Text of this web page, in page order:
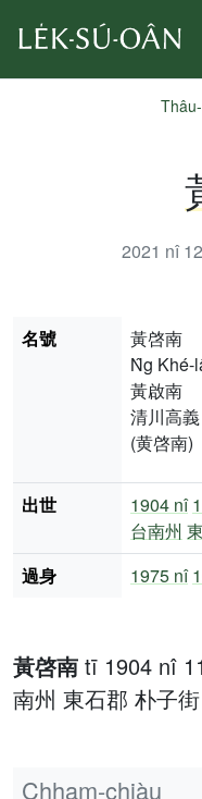
2021 nî
黃啓南 tī 1904 nî
南州 東石郡 朴子
Chham-chiàu
名號
黃啓南
N̂g Khé-
黃啟南
清川高義
(黄啓南)
出世 1904 nî
台南州
過身
1975 nî